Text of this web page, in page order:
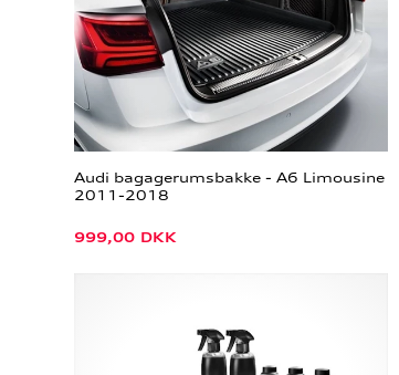
Audi bagagerumsbakke - A6 Limousine
2011-2018
999,00 DKK